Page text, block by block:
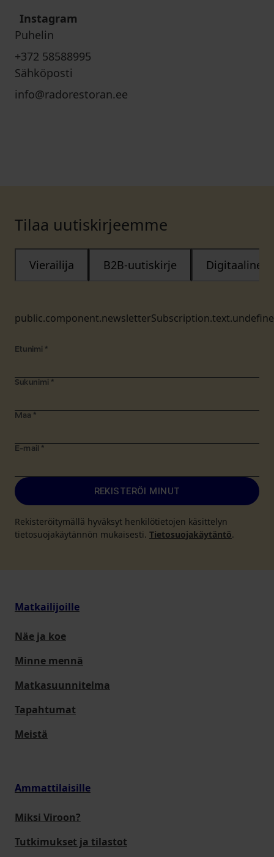
Instagram
Puhelin
+372 58588995
Sähköposti
info@radorestoran.ee
Tilaa uutiskirjeemme
Vierailija B2B-uutiskirje Digitaalinen
Etunimi *
Sukunimi *
Maa *
E-mail *
REKISTERÖI MINUT
Rekisteröitymällä hyväksyt henkilötietojen käsittelyn
tietosuojakäytännön mukaisesti. Tietosuojakäytäntö.
Matkailijoille
Näe ja koe
Minne mennä
Matkasuunnitelma
Tapahtumat
Meistä
Ammattilaisille
Miksi Viroon?
Tutkimukset ja tilastot